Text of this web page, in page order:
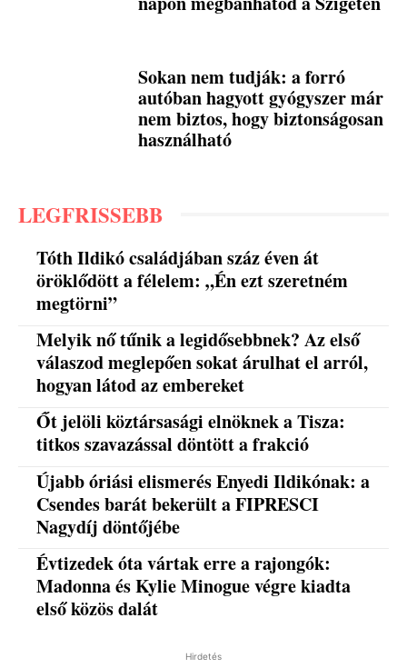
Sokan nem tudják: a forró
autóban hagyott gyógyszer már
nem biztos, hogy biztonságosan
használható
LEGFRISSEBB
Tóth Ildikó családjában száz éven át
öröklődött a félelem: „Én ezt szeretném
megtörni”
Melyik nő tűnik a legidősebbnek? Az első
válaszod meglepően sokat árulhat el arról,
hogyan látod az embereket
Őt jelöli köztársasági elnöknek a Tisza:
titkos szavazással döntött a frakció
Újabb óriási elismerés Enyedi Ildikónak: a
Csendes barát bekerült a FIPRESCI
Nagydíj döntőjébe
Évtizedek óta vártak erre a rajongók:
Madonna és Kylie Minogue végre kiadta
első közös dalát
Hirdetés